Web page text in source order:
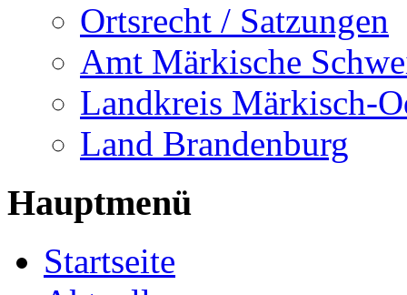
Ortsrecht / Satzungen
Amt Märkische
Landkreis Märkisch-
Land Brandenburg
Hauptmenü
Startseite